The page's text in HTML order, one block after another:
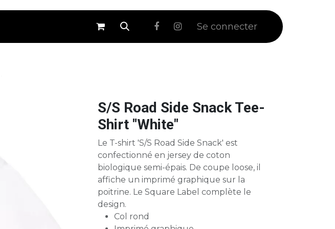
⚪ Soldes Se connecter
S/S Road Side Snack Tee-
Shirt "White"
Le T-shirt 'S/S Road Side Snack' est
confectionné en jersey de coton
biologique semi-épais. De coupe loose, il
affiche un imprimé graphique sur la
poitrine. Le Square Label complète le
design.
Col rond